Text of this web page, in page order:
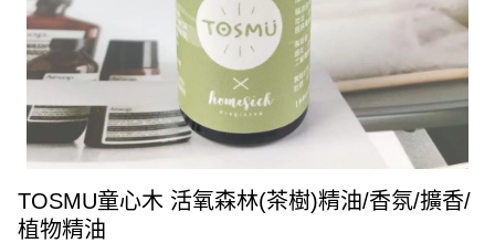
TOSMU童心木 活氧森林(茶樹)精油/香氛/擴香/
植物精油